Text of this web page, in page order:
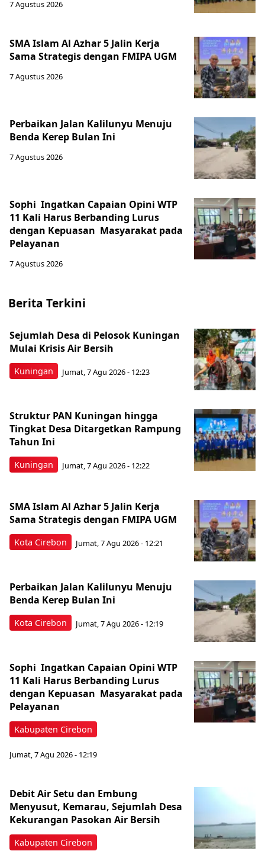
7 Agustus 2026
SMA Islam Al Azhar 5 Jalin Kerja
Sama Strategis dengan FMIPA UGM
7 Agustus 2026
Perbaikan Jalan Kalilunyu Menuju
Benda Kerep Bulan Ini
7 Agustus 2026
Sophi Ingatkan Capaian Opini WTP
11 Kali Harus Berbanding Lurus
dengan Kepuasan Masyarakat pada
Pelayanan
7 Agustus 2026
Berita Terkini
Kuningan
Sejumlah Desa di Pelosok Kuningan
Mulai Krisis Air Bersih
Jumat, 7 Agu 2026 - 12:23
Kuningan
Struktur PAN Kuningan hingga
Tingkat Desa Ditargetkan Rampung
Tahun Ini
Jumat, 7 Agu 2026 - 12:22
Kota Cirebon
SMA Islam Al Azhar 5 Jalin Kerja
Sama Strategis dengan FMIPA UGM
Jumat, 7 Agu 2026 - 12:21
Kota Cirebon
Perbaikan Jalan Kalilunyu Menuju
Benda Kerep Bulan Ini
Jumat, 7 Agu 2026 - 12:19
Kabupaten Cirebon
Sophi Ingatkan Capaian Opini WTP
11 Kali Harus Berbanding Lurus
dengan Kepuasan Masyarakat pada
Pelayanan
Jumat, 7 Agu 2026 - 12:19
Kabupaten Cirebon
Debit Air Setu dan Embung
Menyusut, Kemarau, Sejumlah Desa
Kekurangan Pasokan Air Bersih